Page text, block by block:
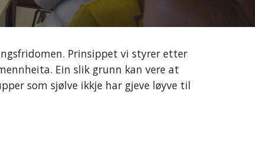
Prinsippet vi styrer etter
Ein slik grunn kan vere at
som sjølve ikkje har gjeve løyve til